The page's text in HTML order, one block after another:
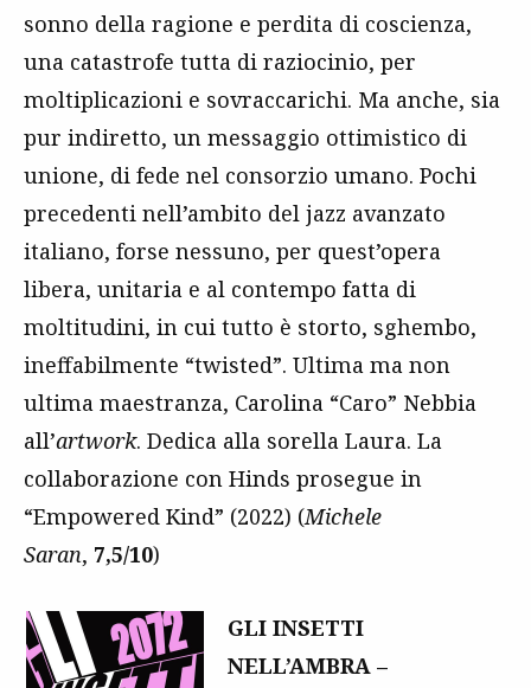
sonno della ragione e perdita di coscienza,
una catastrofe tutta di raziocinio, per
moltiplicazioni e sovraccarichi. Ma anche, sia
pur indiretto, un messaggio ottimistico di
unione, di fede nel consorzio umano. Pochi
precedenti nell’ambito del jazz avanzato
italiano, forse nessuno, per quest’opera
libera, unitaria e al contempo fatta di
moltitudini, in cui tutto è storto, sghembo,
ineffabilmente “twisted”. Ultima ma non
ultima maestranza, Carolina “Caro” Nebbia
all’artwork. Dedica alla sorella Laura. La
collaborazione con Hinds prosegue in
“Empowered Kind” (2022) (Michele
Saran, 7,5/10)
GLI INSETTI
NELL’AMBRA –